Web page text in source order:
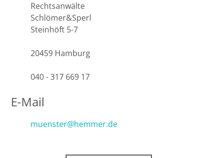
Rechtsanwälte
Schlömer&Sperl
Steinhöft 5-7
20459 Hamburg
040 - 317 669 17
E-Mail
muenster@hemmer.de